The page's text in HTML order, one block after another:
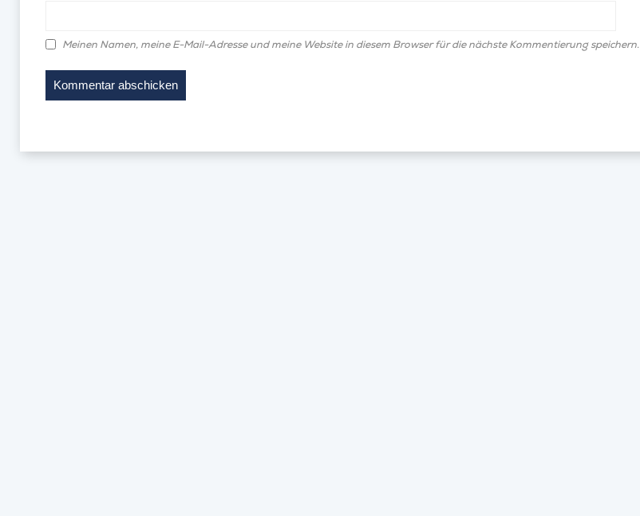
Meinen Namen, meine E-Mail-Adresse und meine Website in diesem Browser für die nächste Kommentierung speichern.